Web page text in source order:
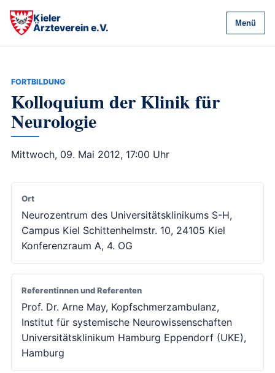
Kieler
Ärzteverein e.V.
Menü
FORTBILDUNG
Kolloquium der Klinik für
Neurologie
Mittwoch, 09. Mai 2012, 17:00 Uhr
Ort
Neurozentrum des Universitätsklinikums S-H,
Campus Kiel Schittenhelmstr. 10, 24105 Kiel
Konferenzraum A, 4. OG
Referentinnen und Referenten
Prof. Dr. Arne May, Kopfschmerzambulanz,
Institut für systemische Neurowissenschaften
Universitätsklinikum Hamburg Eppendorf (UKE),
Hamburg